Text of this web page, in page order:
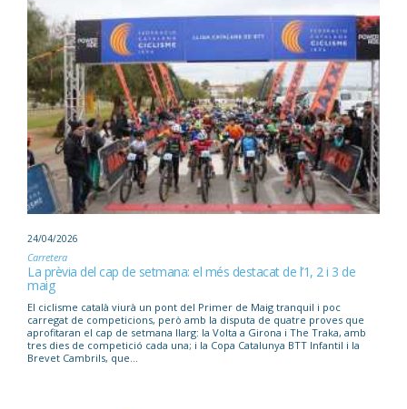
24/04/2026
Carretera
La prèvia del cap de setmana: el més destacat de l’1, 2 i 3 de
maig
El ciclisme català viurà un pont del Primer de Maig tranquil i poc
carregat de competicions, però amb la disputa de quatre proves que
aprofitaran el cap de setmana llarg: la Volta a Girona i The Traka, amb
tres dies de competició cada una; i la Copa Catalunya BTT Infantil i la
Brevet Cambrils, que...